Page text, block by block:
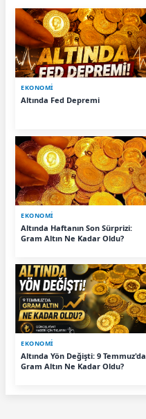
EKONOMİ
Altında Fed Depremi
EKONOMİ
Altında Haftanın Son Sürprizi:
Gram Altın Ne Kadar Oldu?
EKONOMİ
Altında Yön Değişti: 9 Temmuz'da
Gram Altın Ne Kadar Oldu?